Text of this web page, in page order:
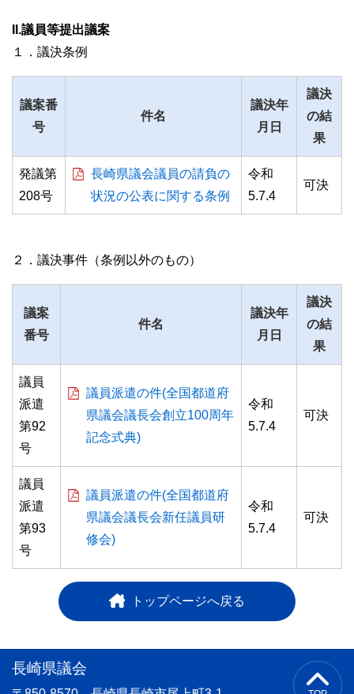
II.議員等提出議案
１．議決条例
議案番
号
件名
議決年
月日
議決
の結
果
発議第
208号
長崎県議会議員の請負の
状況の公表に関する条例
令和
5.7.4
可決
２．議決事件（条例以外のもの）
議案
番号
件名
議決年
月日
議決
の結
果
議員
派遣
第92
号
議員派遣の件(全国都道府
県議会議長会創立100周年
記念式典)
令和
5.7.4
可決
議員
派遣
第93
号
議員派遣の件(全国都道府
県議会議長会新任議員研
修会)
令和
5.7.4
可決
トップページへ戻る
長崎県議会